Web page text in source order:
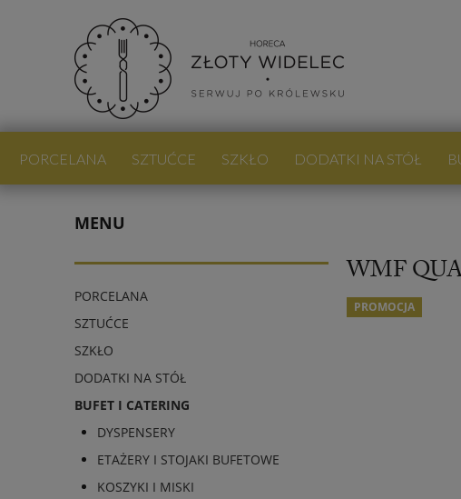
PORCELANA SZTUĆCE SZKŁO DODATKI NA STÓŁ
MENU
PORCELANA
SZTUĆCE
SZKŁO
DODATKI NA STÓŁ
BUFET I CATERING
DYSPENSERY
ETAŻERY I STOJAKI BUFETOWE
KOSZYKI I MISKI
WMF
PROMOCJA